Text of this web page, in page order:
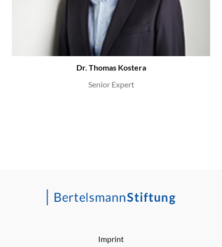
Dr. Thomas Kostera
Senior Expert
Imprint